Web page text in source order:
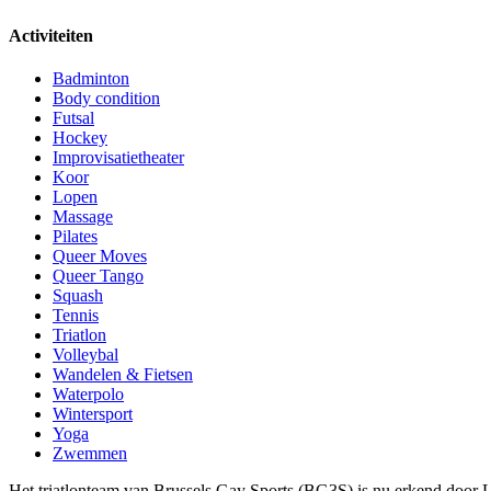
Activiteiten
Badminton
Body condition
Futsal
Hockey
Improvisatietheater
Koor
Lopen
Massage
Pilates
Queer Moves
Queer Tango
Squash
Tennis
Triatlon
Volleybal
Wandelen & Fietsen
Waterpolo
Wintersport
Yoga
Zwemmen